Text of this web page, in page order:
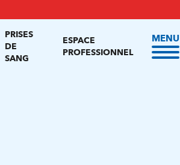
PRISES
DE
SANG
ESPACE
PROFESSIONNEL
MENU